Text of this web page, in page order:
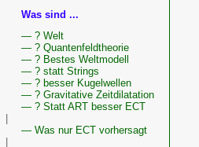
Was sind ...
— ? Welt
— ? Quantenfeldtheorie
— ? Bestes Weltmodell
— ? statt Strings
— ? besser Kugelwellen
— ? Gravitative Zeitdilatation
— ? Statt ART besser ECT
— Was nur ECT vorhersagt